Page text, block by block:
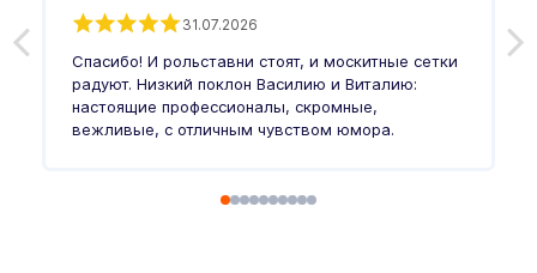
31.07.2026
Спасибо! И рольставни стоят, и москитные сетки
радуют. Низкий поклон Василию и Виталию:
настоящие профессионалы, скромные,
вежливые, с отличным чувством юмора.